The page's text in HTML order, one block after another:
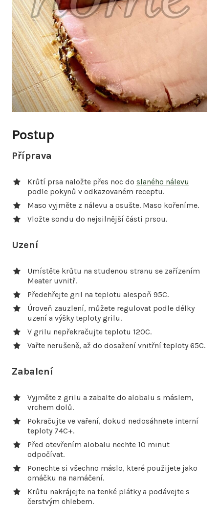
Postup
Příprava
Krůtí prsa naložte přes noc do slaného nálevu
podle pokynů v odkazovaném receptu.
Maso vyjměte z nálevu a osušte. Maso kořeníme.
Vložte sondu do nejsilnější části prsou.
Uzení
Umístěte krůtu na studenou stranu se zařízením
Meater uvnitř.
Předehřejte gril na teplotu alespoň 95C.
Úroveň zauzlení, můžete regulovat podle délky
uzení a výšky teploty grilu.
V grilu nepřekračujte teplotu 120C.
Vařte nerušeně, až do dosažení vnitřní teploty 65C.
Zabalení
Vyjměte z grilu a zabalte do alobalu s máslem,
vrchem dolů.
Pokračujte ve vaření, dokud nedosáhnete interní
teploty 74C+.
Před otevřením alobalu nechte 10 minut
odpočívat.
Ponechte si všechno máslo, které použijete jako
omáčku na namáčení.
Krůtu nakrájejte na tenké plátky a podávejte s
čerstvým chlebem.